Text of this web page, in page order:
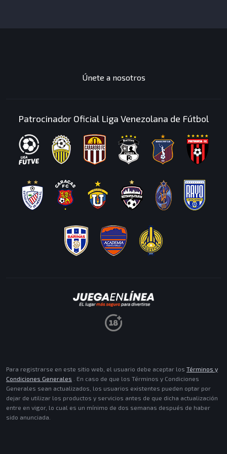
Únete a nosotros
Patrocinador Oficial Liga Venezolana de Fútbol
Para registrarse en este sitio web, el usuario debe aceptar los Términos y
Condiciones Generales . En caso de que los Términos y Condiciones
Generales sean actualizados, los usuarios existentes pueden optar por
dejar de utilizar los productos y servicios antes de que dicha actualización
entre en vigor, lo cual es un mínimo de dos semanas después de haber
sido anunciada.
Has completado una
mision
MISIONES ACEPTAR